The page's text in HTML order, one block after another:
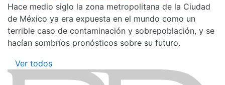
Hace medio siglo la zona metropolitana de la Ciudad
de México ya era expuesta en el mundo como un
terrible caso de contaminación y sobrepoblación, y se
hacían sombríos pronósticos sobre su futuro.
Ver todos